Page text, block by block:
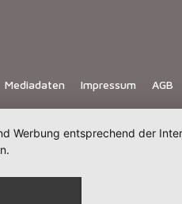
Mediadaten Impressum AGB
Werbung entsprechend der